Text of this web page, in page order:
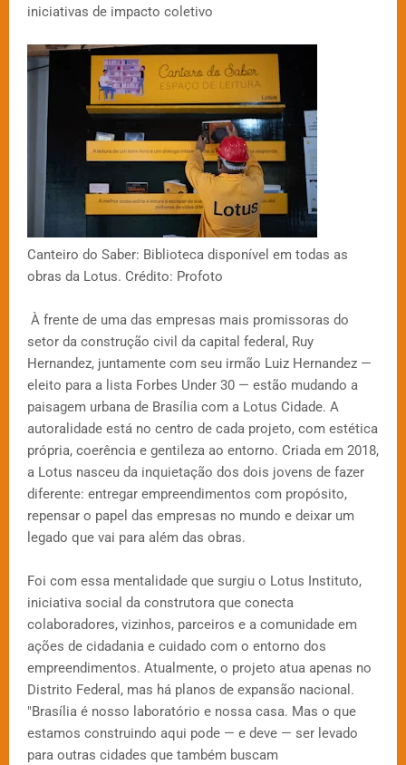
iniciativas de impacto coletivo
Canteiro do Saber: Biblioteca disponível em todas as
obras da Lotus. Crédito: Profoto
À frente de uma das empresas mais promissoras do
setor da construção civil da capital federal, Ruy
Hernandez, juntamente com seu irmão Luiz Hernandez —
eleito para a lista Forbes Under 30 — estão mudando a
paisagem urbana de Brasília com a Lotus Cidade. A
autoralidade está no centro de cada projeto, com estética
própria, coerência e gentileza ao entorno. Criada em 2018,
a Lotus nasceu da inquietação dos dois jovens de fazer
diferente: entregar empreendimentos com propósito,
repensar o papel das empresas no mundo e deixar um
legado que vai para além das obras.
Foi com essa mentalidade que surgiu o Lotus Instituto,
iniciativa social da construtora que conecta
colaboradores, vizinhos, parceiros e a comunidade em
ações de cidadania e cuidado com o entorno dos
empreendimentos. Atualmente, o projeto atua apenas no
Distrito Federal, mas há planos de expansão nacional.
"Brasília é nosso laboratório e nossa casa. Mas o que
estamos construindo aqui pode — e deve — ser levado
para outras cidades que também buscam